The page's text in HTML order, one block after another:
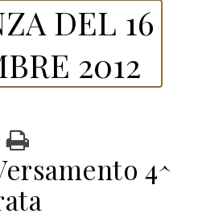
DEL 16
2012
4^